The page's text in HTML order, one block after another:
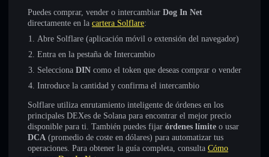
Puedes comprar, vender o intercambiar Dog In Net
directamente en la cartera Solflare:
Abre Solflare (aplicación móvil o extensión del navegador)
Entra en la pestaña de Intercambio
Selecciona DIN como el token que deseas comprar o vender
Introduce la cantidad y confirma el intercambio
Solflare utiliza enrutamiento inteligente de órdenes en los
principales DEXes de Solana para encontrar el mejor precio
disponible para ti. También puedes fijar órdenes límite o usar
DCA (promedio de coste en dólares) para automatizar tus
operaciones. Para obtener la guía completa, consulta Cómo